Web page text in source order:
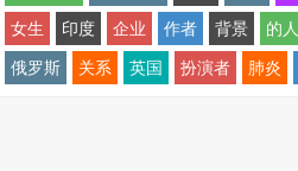
女生 印度 企业 作者 背景 的人
俄罗斯 关系 英国 扮演者 肺炎